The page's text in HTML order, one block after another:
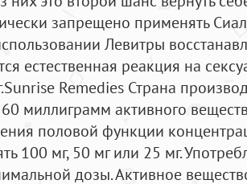
запрещено применять
Левитры
естественная реакция на
Remedies Страна
60 миллиграмм активного
половой функции
100 мг, 50 мг или 25 мг.
дозы. Активное